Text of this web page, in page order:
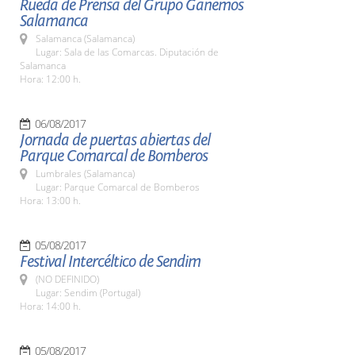
Rueda de Prensa del Grupo Ganemos
Salamanca
Salamanca (Salamanca)
Lugar: Sala de las Comarcas. Diputación de
Salamanca
Hora: 12:00 h.
06/08/2017
Jornada de puertas abiertas del
Parque Comarcal de Bomberos
Lumbrales (Salamanca)
Lugar: Parque Comarcal de Bomberos
Hora: 13:00 h.
05/08/2017
Festival Intercéltico de Sendim
(NO DEFINIDO)
Lugar: Sendim (Portugal)
Hora: 14:00 h.
05/08/2017